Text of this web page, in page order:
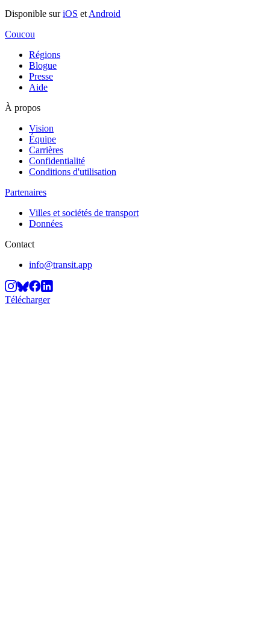
Disponible suriOS et Android
Coucou
Régions
Blogue
Presse
Aide
À propos
Vision
Équipe
Carrières
Confidentialité
Conditions d'utilisation
Partenaires
Villes et sociétés de transport
Données
Contact
info@transit.app
Télécharger